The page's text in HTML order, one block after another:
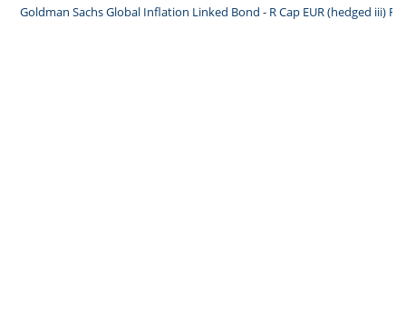
Goldman Sachs Global Inflation Linked Bond - R Cap EUR (hedged iii)